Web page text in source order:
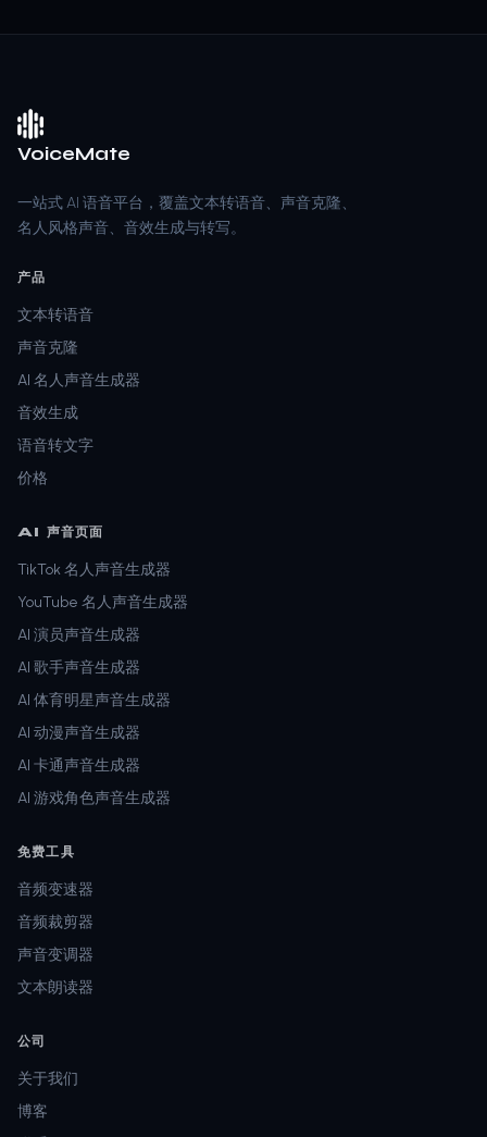
VoiceMate
一站式 AI 语音平台，覆盖文本转语音、声音克隆、
名人风格声音、音效生成与转写。
产品
文本转语音
声音克隆
AI 名人声音生成器
音效生成
语音转文字
价格
AI 声音页面
TikTok 名人声音生成器
YouTube 名人声音生成器
AI 演员声音生成器
AI 歌手声音生成器
AI 体育明星声音生成器
AI 动漫声音生成器
AI 卡通声音生成器
AI 游戏角色声音生成器
免费工具
音频变速器
音频裁剪器
声音变调器
文本朗读器
公司
关于我们
博客